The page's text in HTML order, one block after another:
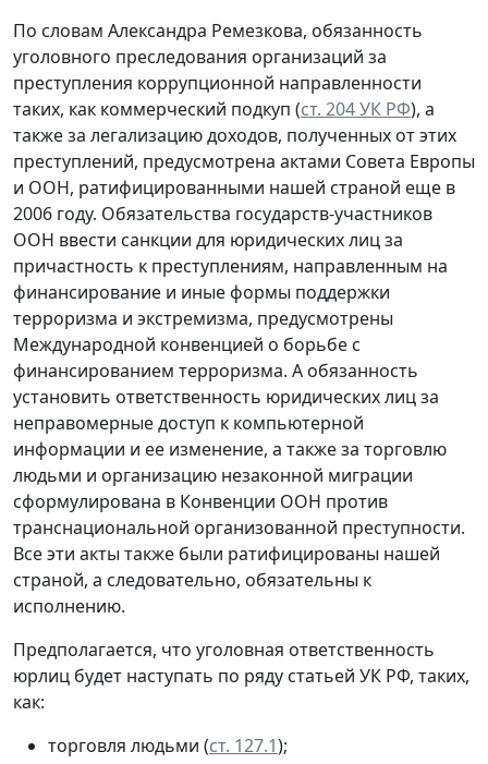
По словам Александра Ремезкова, обязанность
уголовного преследования организаций за
преступления коррупционной направленности
таких, как коммерческий подкуп (ст. 204 УК РФ), а
также за легализацию доходов, полученных от этих
преступлений, предусмотрена актами Совета Европы
и ООН, ратифицированными нашей страной еще в
2006 году. Обязательства государств-участников
ООН ввести санкции для юридических лиц за
причастность к преступлениям, направленным на
финансирование и иные формы поддержки
терроризма и экстремизма, предусмотрены
Международной конвенцией о борьбе с
финансированием терроризма. А обязанность
установить ответственность юридических лиц за
неправомерные доступ к компьютерной
информации и ее изменение, а также за торговлю
людьми и организацию незаконной миграции
сформулирована в Конвенции ООН против
транснациональной организованной преступности.
Все эти акты также были ратифицированы нашей
страной, а следовательно, обязательны к
исполнению.
Предполагается, что уголовная ответственность
юрлиц будет наступать по ряду статьей УК РФ, таких,
как:
торговля людьми (ст. 127.1);